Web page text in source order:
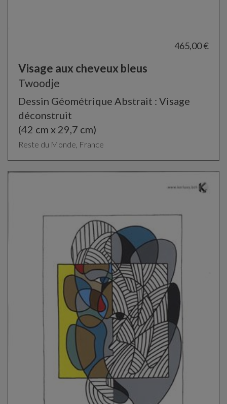
465,00 €
Visage aux cheveux bleus
Twoodje
Dessin Géométrique Abstrait : Visage
déconstruit
(42 cm x 29,7 cm)
Reste du Monde, France